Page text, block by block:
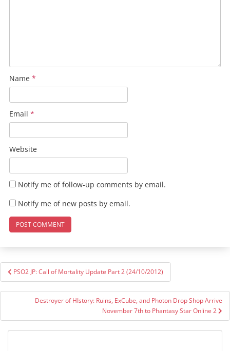
Name *
Email *
Website
Notify me of follow-up comments by email.
Notify me of new posts by email.
Post
navigation
PSO2 JP: Call of Mortality Update Part 2 (24/10/2012)
Destroyer of HIstory: Ruins, ExCube, and Photon Drop Shop Arrive
November 7th to Phantasy Star Online 2